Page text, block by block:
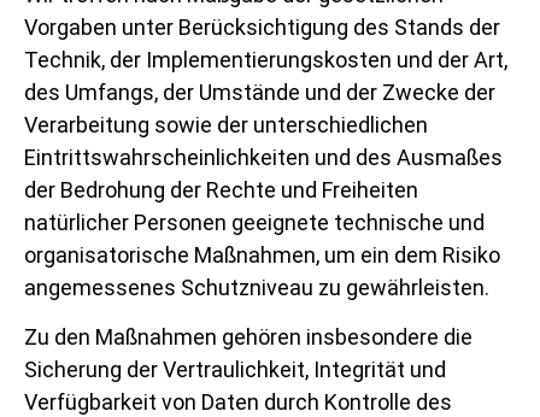
Vorgaben unter Berücksichtigung des Stands der
Technik, der Implementierungskosten und der Art,
des Umfangs, der Umstände und der Zwecke der
Verarbeitung sowie der unterschiedlichen
Eintrittswahrscheinlichkeiten und des Ausmaßes
der Bedrohung der Rechte und Freiheiten
natürlicher Personen geeignete technische und
organisatorische Maßnahmen, um ein dem Risiko
angemessenes Schutzniveau zu gewährleisten.
Zu den Maßnahmen gehören insbesondere die
Sicherung der Vertraulichkeit, Integrität und
Verfügbarkeit von Daten durch Kontrolle des